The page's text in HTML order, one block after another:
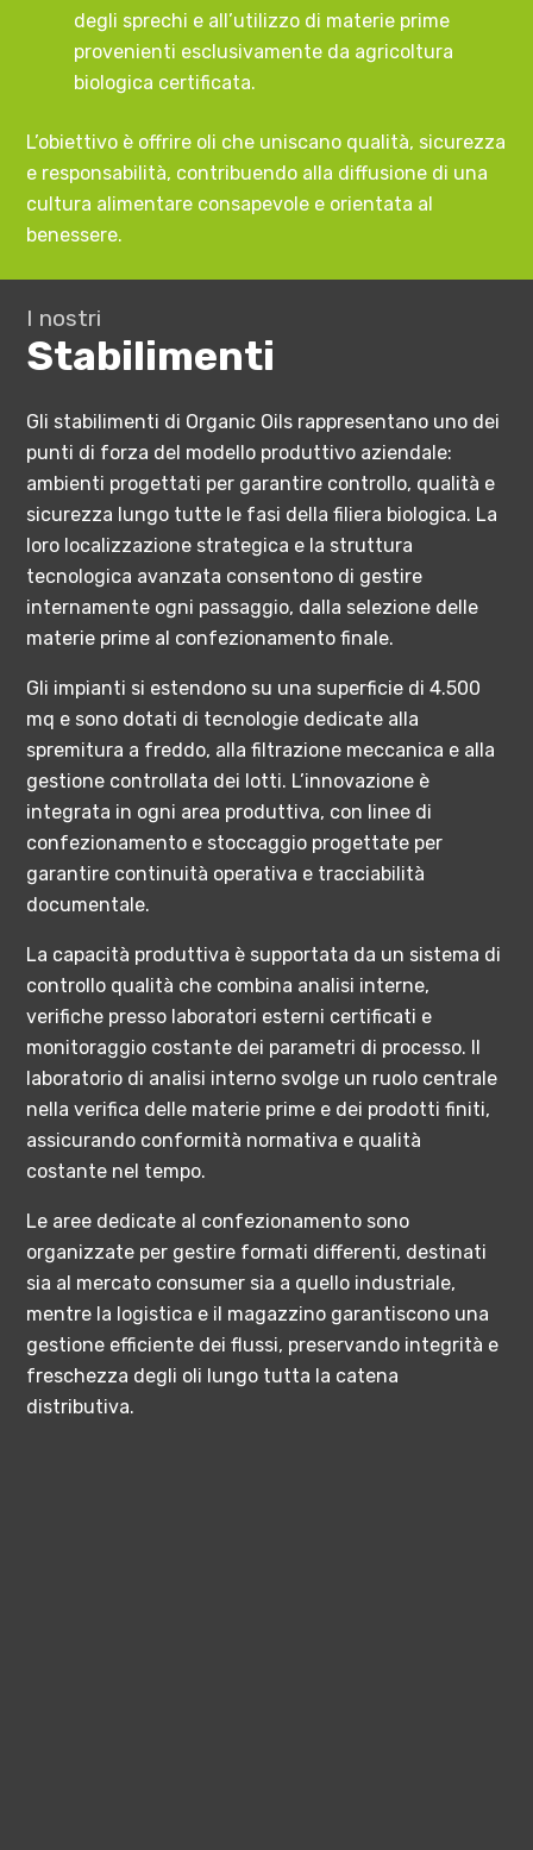
degli sprechi e all’utilizzo di materie prime
provenienti esclusivamente da agricoltura
biologica certificata.
L’obiettivo è offrire oli che uniscano qualità, sicurezza
e responsabilità, contribuendo alla diffusione di una
cultura alimentare consapevole e orientata al
benessere.
I nostri
Stabilimenti
Gli stabilimenti di Organic Oils rappresentano uno dei
punti di forza del modello produttivo aziendale:
ambienti progettati per garantire controllo, qualità e
sicurezza lungo tutte le fasi della filiera biologica. La
loro localizzazione strategica e la struttura
tecnologica avanzata consentono di gestire
internamente ogni passaggio, dalla selezione delle
materie prime al confezionamento finale.
Gli impianti si estendono su una superficie di 4.500
mq e sono dotati di tecnologie dedicate alla
spremitura a freddo, alla filtrazione meccanica e alla
gestione controllata dei lotti. L’innovazione è
integrata in ogni area produttiva, con linee di
confezionamento e stoccaggio progettate per
garantire continuità operativa e tracciabilità
documentale.
La capacità produttiva è supportata da un sistema di
controllo qualità che combina analisi interne,
verifiche presso laboratori esterni certificati e
monitoraggio costante dei parametri di processo. Il
laboratorio di analisi interno svolge un ruolo centrale
nella verifica delle materie prime e dei prodotti finiti,
assicurando conformità normativa e qualità
costante nel tempo.
Le aree dedicate al confezionamento sono
organizzate per gestire formati differenti, destinati
sia al mercato consumer sia a quello industriale,
mentre la logistica e il magazzino garantiscono una
gestione efficiente dei flussi, preservando integrità e
freschezza degli oli lungo tutta la catena
distributiva.